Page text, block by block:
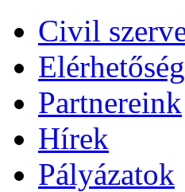
Civil
Partnereink
Hírek
Pályázatok